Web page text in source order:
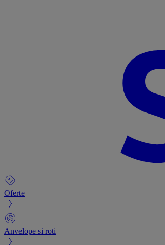
Oferte
Anvelope si roti